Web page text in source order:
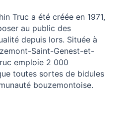
Truc a été créée en 1971,
au public des
depuis lors. Située à
Saint-Genest-et-
emploie 2 000
toutes sortes de bidules
bouzemontoise.